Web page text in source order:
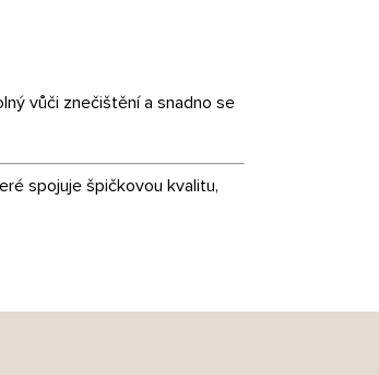
vůči znečištění a snadno se
spojuje špičkovou kvalitu,